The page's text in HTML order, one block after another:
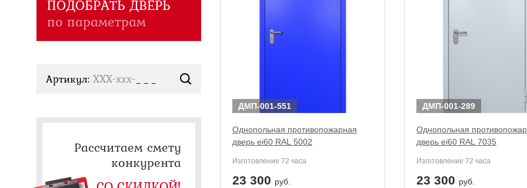
ПОДОБРАТЬ ДВЕРЬ
по параметрам
Артикул: ХХХ-xxx-
Рассчитаем смету
конкурента
ДМП-001-551
Однопольная противопожарная
дверь ei60 RAL 5002
Изготовление 72 часа
23 300 руб.
ДМП-001-289
Однопольная
дверь ei60 RAL 7035
Изготовление 72 часа
23 300 руб.